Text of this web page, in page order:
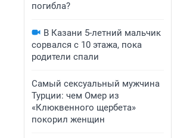
погибла?
В Казани 5-летний мальчик
сорвался с 10 этажа, пока
родители спали
Самый сексуальный мужчина
Турции: чем Омер из
«Клюквенного щербета»
покорил женщин